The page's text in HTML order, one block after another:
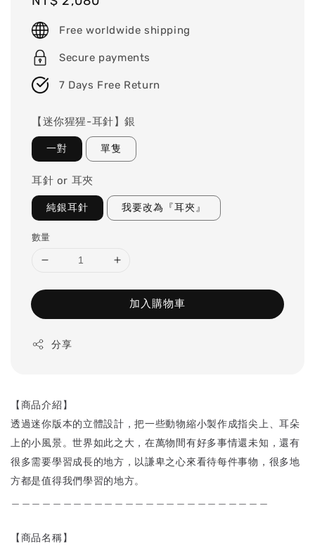
price
Free worldwide shipping
Secure payments
7 Days Free Return
【迷你猩猩-耳針】銀
一對 單隻
耳針 or 耳夾
純銀耳針 我要改為『耳夾』
數量
加入購物車
分享
【商品介紹】
透過迷你版本的立體設計，把一些動物縮小製作成指尖上、耳朵
上的小風景。世界如此之大，在萬物間有好多事情還未知，還有
很多需要學習成長的地方，以謙卑之心來看待每件事物，很多地
方都是值得我們學習的地方。
【商品名稱】